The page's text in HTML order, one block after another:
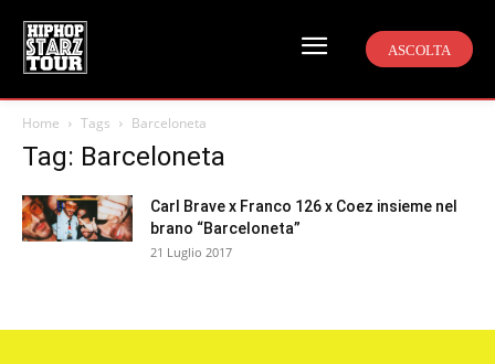
ASCOLTA
Home Tags Barceloneta
Tag: Barceloneta
Carl Brave x Franco 126 x Coez insieme nel
brano “Barceloneta”
21 Luglio 2017